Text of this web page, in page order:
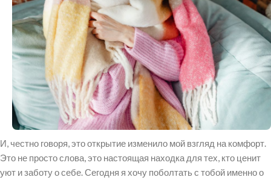
И, честно говоря, это открытие изменило мой взгляд на комфорт.
Это не просто слова, это настоящая находка для тех, кто ценит
уют и заботу о себе. Сегодня я хочу поболтать с тобой именно о